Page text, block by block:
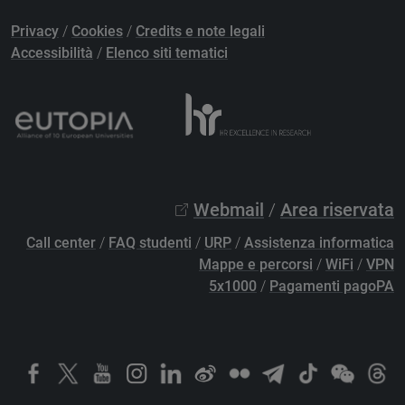
Privacy / Cookies / Credits e note legali
Accessibilità / Elenco siti tematici
Webmail / Area riservata
Call center / FAQ studenti / URP / Assistenza informatica
Mappe e percorsi / WiFi / VPN
5x1000 / Pagamenti pagoPA